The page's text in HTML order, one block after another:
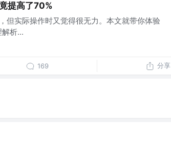
提高了70%
但实际操作时又觉得很无力。本文就带你体验
析...
169 分享